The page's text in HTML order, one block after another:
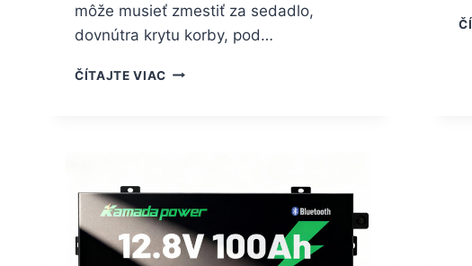
môže musieť zmestiť za sedadlo,
dovnútra krytu korby, pod…
ČÍTAJTE VIAC